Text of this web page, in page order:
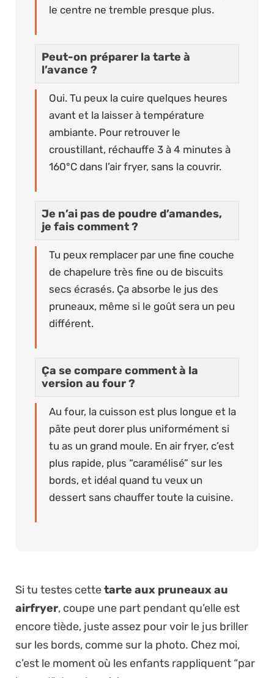
le centre ne tremble presque plus.
Peut-on préparer la tarte à
l’avance ?
Oui. Tu peux la cuire quelques heures
avant et la laisser à température
ambiante. Pour retrouver le
croustillant, réchauffe 3 à 4 minutes à
160°C dans l’air fryer, sans la couvrir.
Je n’ai pas de poudre d’amandes,
je fais comment ?
Tu peux remplacer par une fine couche
de chapelure très fine ou de biscuits
secs écrasés. Ça absorbe le jus des
pruneaux, même si le goût sera un peu
différent.
Ça se compare comment à la
version au four ?
Au four, la cuisson est plus longue et la
pâte peut dorer plus uniformément si
tu as un grand moule. En air fryer, c’est
plus rapide, plus “caramélisé” sur les
bords, et idéal quand tu veux un
dessert sans chauffer toute la cuisine.
Si tu testes cettetarte aux pruneaux au
airfryer, coupe une part pendant qu’elle est
encore tiède, juste assez pour voir le jus briller
sur les bords, comme sur la photo. Chez moi,
c’est le moment où les enfants rappliquent “par